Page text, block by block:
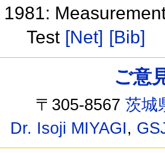
1981:
Test [Net] [Bib]
ご意
〒305-8567茨城
Dr. Isoji MIYAGI,